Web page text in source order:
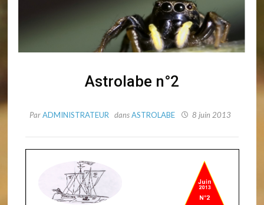
Astrolabe n°2
ParADMINISTRATEUR dansASTROLABE 8 juin 2013